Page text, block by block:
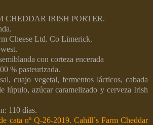
CHEDDAR IRISH PORTER.
Cheese Ltd. Co Limerick.
con corteza encerada
% pasteurizada.
cuajo vegetal, fermentos lácticos, cabada
lúpulo, azúcar caramelizado y cerveza Irish
110 días.
cata nº Q-26-2019. Cahill´s Farm Cheddar